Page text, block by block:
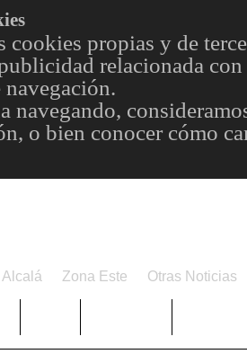
cookies propias y de
relacionada
navegando,
o bien conocer cómo
Alcalá Zona Este Otras Noticias